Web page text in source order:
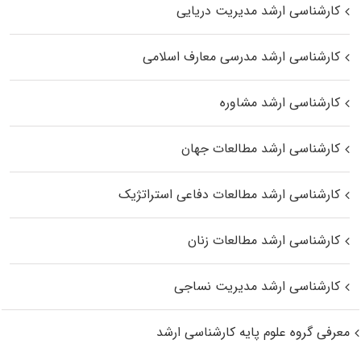
کارشناسی ارشد مدیریت دریایی
کارشناسی ارشد مدرسی معارف اسلامی
کارشناسی ارشد مشاوره
کارشناسی ارشد مطالعات جهان
کارشناسی ارشد مطالعات دفاعی استراتژیک
کارشناسی ارشد مطالعات زنان
کارشناسی ارشد مدیریت نساجی
معرفی گروه علوم پایه کارشناسی ارشد